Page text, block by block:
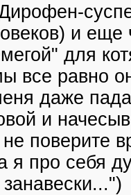
и еще
для
все равно
даже
и
поверите
я про себя